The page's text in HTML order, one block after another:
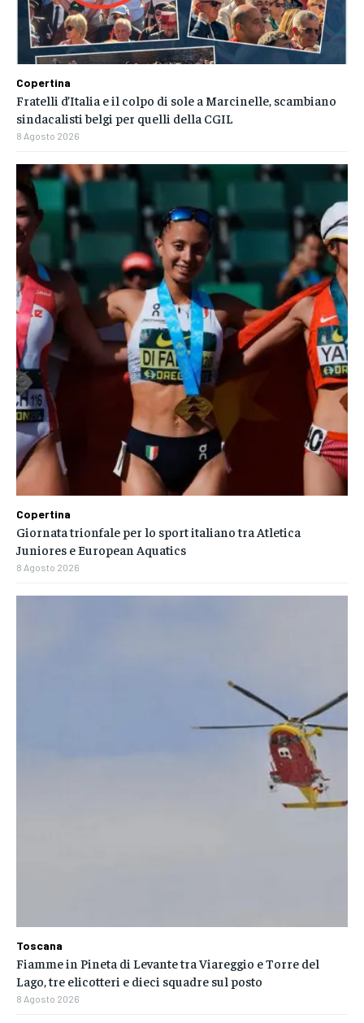
Copertina
Fratelli d’Italia e il colpo di sole a Marcinelle, scambiano
sindacalisti belgi per quelli della CGIL
8 Agosto 2026
Copertina
Giornata trionfale per lo sport italiano tra Atletica
Juniores e European Aquatics
8 Agosto 2026
Toscana
Fiamme in Pineta di Levante tra Viareggio e Torre del
Lago, tre elicotteri e dieci squadre sul posto
8 Agosto 2026